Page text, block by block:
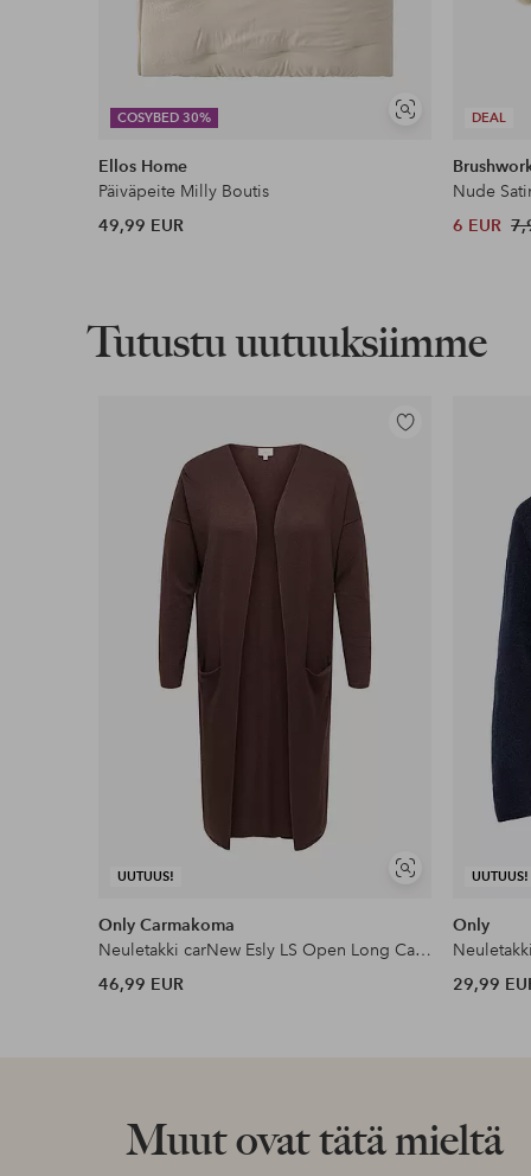
COSYBED 30%
Näytä
Ellos Home
Päiväpeite Milly Boutis
49,99 EUR
DEAL
Nude
6 EUR
Tutustu uutuuksiimme
UUTUUS!
Näytä
Lisää
Only Carmakoma
Neuletakki carNew Esly LS Open Long Cardigan
46,99 EUR
UUTUUS!
Only
29,99
Muut ovat tätä mieltä